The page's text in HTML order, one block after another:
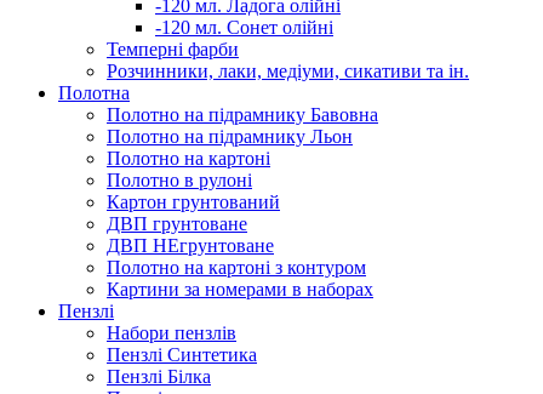
-120 мл. Ладога олійні
-120 мл. Сонет олійні
Темперні фарби
Розчинники, лаки, медіуми, сикативи та ін.
Полотна
Полотно на підрамнику Бавовна
Полотно на підрамнику Льон
Полотно на картоні
Полотно в рулоні
Картон грунтований
ДВП грунтоване
ДВП НЕгрунтоване
Полотно на картоні з контуром
Картини за номерами в наборах
Пензлі
Набори пензлів
Пензлі Синтетика
Пензлі Білка